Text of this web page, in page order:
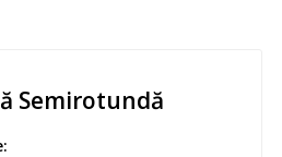
Semirotundă